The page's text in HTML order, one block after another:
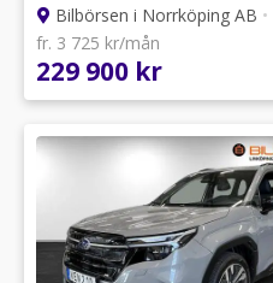
Bilbörsen i Norrköping AB •
fr. 3 725 kr/mån
229 900 kr